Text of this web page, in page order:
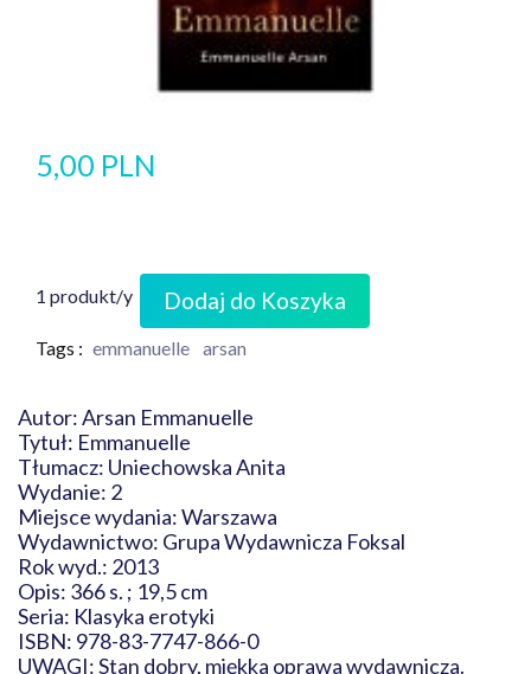
5,00 PLN
1 produkt/y Dodaj do Koszyka
Tags : emmanuelle arsan
Autor: Arsan Emmanuelle
Tytuł: Emmanuelle
Tłumacz: Uniechowska Anita
Wydanie: 2
Miejsce wydania: Warszawa
Wydawnictwo: Grupa Wydawnicza Foksal
Rok wyd.: 2013
Opis: 366 s. ; 19,5 cm
Seria: Klasyka erotyki
ISBN: 978-83-7747-866-0
UWAGI: Stan dobry, miękka oprawa wydawnicza.